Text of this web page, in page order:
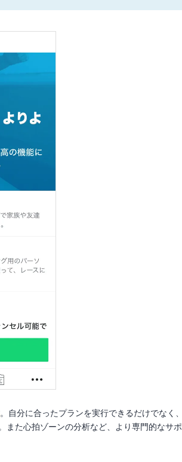
。自分に合ったプランを実行できるだけでなく、
また心拍ゾーンの分析など、より専門的なサポ